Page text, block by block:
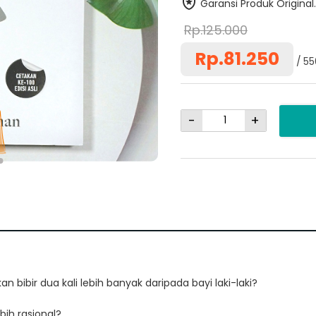
Garansi Produk Original.
Rp.125.000
Rp.81.250
- +
bibir dua kali lebih banyak daripada bayi laki-laki?